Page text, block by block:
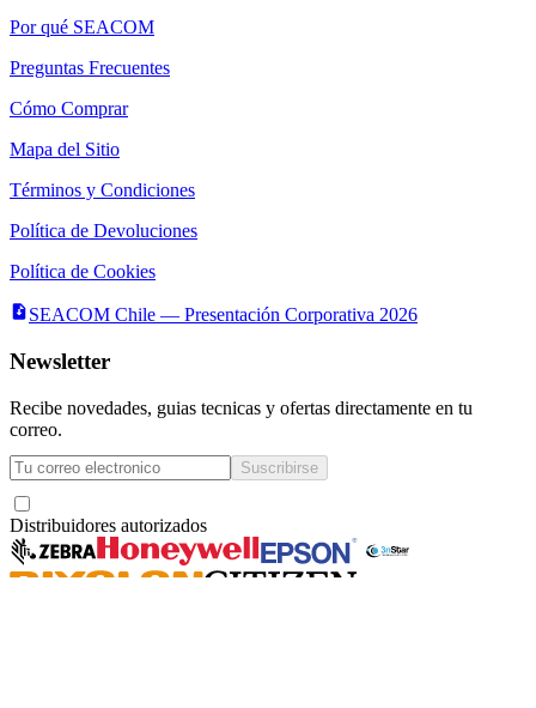
Por qué SEACOM
Preguntas Frecuentes
Cómo Comprar
Mapa del Sitio
Términos y Condiciones
Política de Devoluciones
Política de Cookies
SEACOM Chile — Presentación Corporativa 2026
Newsletter
Recibe novedades, guias tecnicas y ofertas directamente en tu
correo.
Suscribirse
Distribuidores autorizados